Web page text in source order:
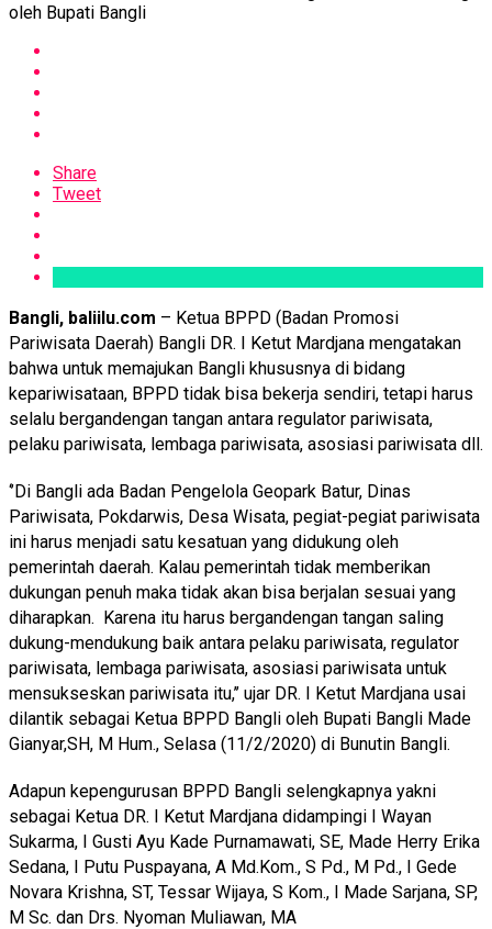
oleh Bupati Bangli
Share
Tweet
Bangli, baliilu.com – Ketua BPPD (Badan Promosi
Pariwisata Daerah) Bangli DR. I Ketut Mardjana mengatakan
bahwa untuk memajukan Bangli khususnya di bidang
kepariwisataan, BPPD tidak bisa bekerja sendiri, tetapi harus
selalu bergandengan tangan antara regulator pariwisata,
pelaku pariwisata, lembaga pariwisata, asosiasi pariwisata dll.
‘’Di Bangli ada Badan Pengelola Geopark Batur, Dinas
Pariwisata, Pokdarwis, Desa Wisata, pegiat-pegiat pariwisata
ini harus menjadi satu kesatuan yang didukung oleh
pemerintah daerah. Kalau pemerintah tidak memberikan
dukungan penuh maka tidak akan bisa berjalan sesuai yang
diharapkan. Karena itu harus bergandengan tangan saling
dukung-mendukung baik antara pelaku pariwisata, regulator
pariwisata, lembaga pariwisata, asosiasi pariwisata untuk
mensukseskan pariwisata itu,’’ ujar DR. I Ketut Mardjana usai
dilantik sebagai Ketua BPPD Bangli oleh Bupati Bangli Made
Gianyar,SH, M Hum., Selasa (11/2/2020) di Bunutin Bangli.
Adapun kepengurusan BPPD Bangli selengkapnya yakni
sebagai Ketua DR. I Ketut Mardjana didampingi I Wayan
Sukarma, I Gusti Ayu Kade Purnamawati, SE, Made Herry Erika
Sedana, I Putu Puspayana, A Md.Kom., S Pd., M Pd., I Gede
Novara Krishna, ST, Tessar Wijaya, S Kom., I Made Sarjana, SP,
M Sc. dan Drs. Nyoman Muliawan, MA